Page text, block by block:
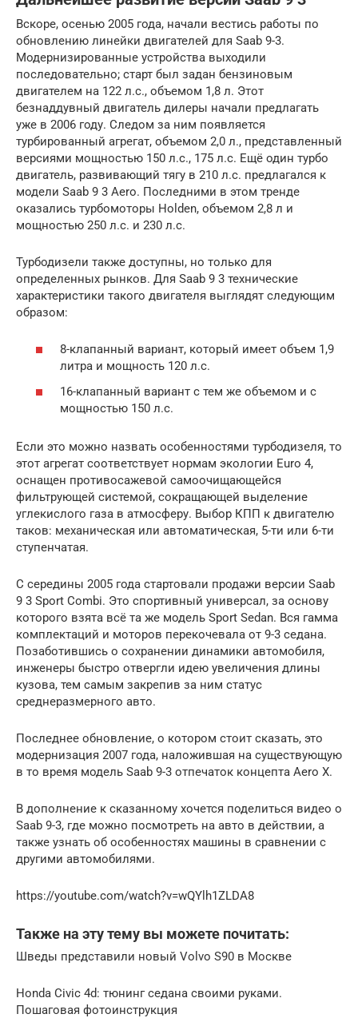
Вскоре, осенью 2005 года, начали вестись работы по
обновлению линейки двигателей для Saab 9-3.
Модернизированные устройства выходили
последовательно; старт был задан бензиновым
двигателем на 122 л.с., объемом 1,8 л. Этот
безнаддувный двигатель дилеры начали предлагать
уже в 2006 году. Следом за ним появляется
турбированный агрегат, объемом 2,0 л., представленный
версиями мощностью 150 л.с., 175 л.с. Ещё один турбо
двигатель, развивающий тягу в 210 л.с. предлагался к
модели Saab 9 3 Aero. Последними в этом тренде
оказались турбомоторы Holden, объемом 2,8 л и
мощностью 250 л.с. и 230 л.с.
Турбодизели также доступны, но только для
определенных рынков. Для Saab 9 3 технические
характеристики такого двигателя выглядят следующим
образом:
8-клапанный вариант, который имеет объем 1,9
литра и мощность 120 л.с.
16-клапанный вариант с тем же объемом и с
мощностью 150 л.с.
Если это можно назвать особенностями турбодизеля, то
этот агрегат соответствует нормам экологии Euro 4,
оснащен противосажевой самоочищающейся
фильтрующей системой, сокращающей выделение
углекислого газа в атмосферу. Выбор КПП к двигателю
таков: механическая или автоматическая, 5-ти или 6-ти
ступенчатая.
С середины 2005 года стартовали продажи версии Saab
9 3 Sport Combi. Это спортивный универсал, за основу
которого взята всё та же модель Sport Sedan. Вся гамма
комплектаций и моторов перекочевала от 9-3 седана.
Позаботившись о сохранении динамики автомобиля,
инженеры быстро отвергли идею увеличения длины
кузова, тем самым закрепив за ним статус
среднеразмерного авто.
Последнее обновление, о котором стоит сказать, это
модернизация 2007 года, наложившая на существующую
в то время модель Saab 9-3 отпечаток концепта Aero X.
В дополнение к сказанному хочется поделиться видео о
Saab 9-3, где можно посмотреть на авто в действии, а
также узнать об особенностях машины в сравнении с
другими автомобилями.
https://youtube.com/watch?v=wQYlh1ZLDA8
Также на эту тему вы можете почитать:
Шведы представили новый Volvo S90 в Москве
Honda Civic 4d: тюнинг седана своими руками.
Пошаговая фотоинструкция